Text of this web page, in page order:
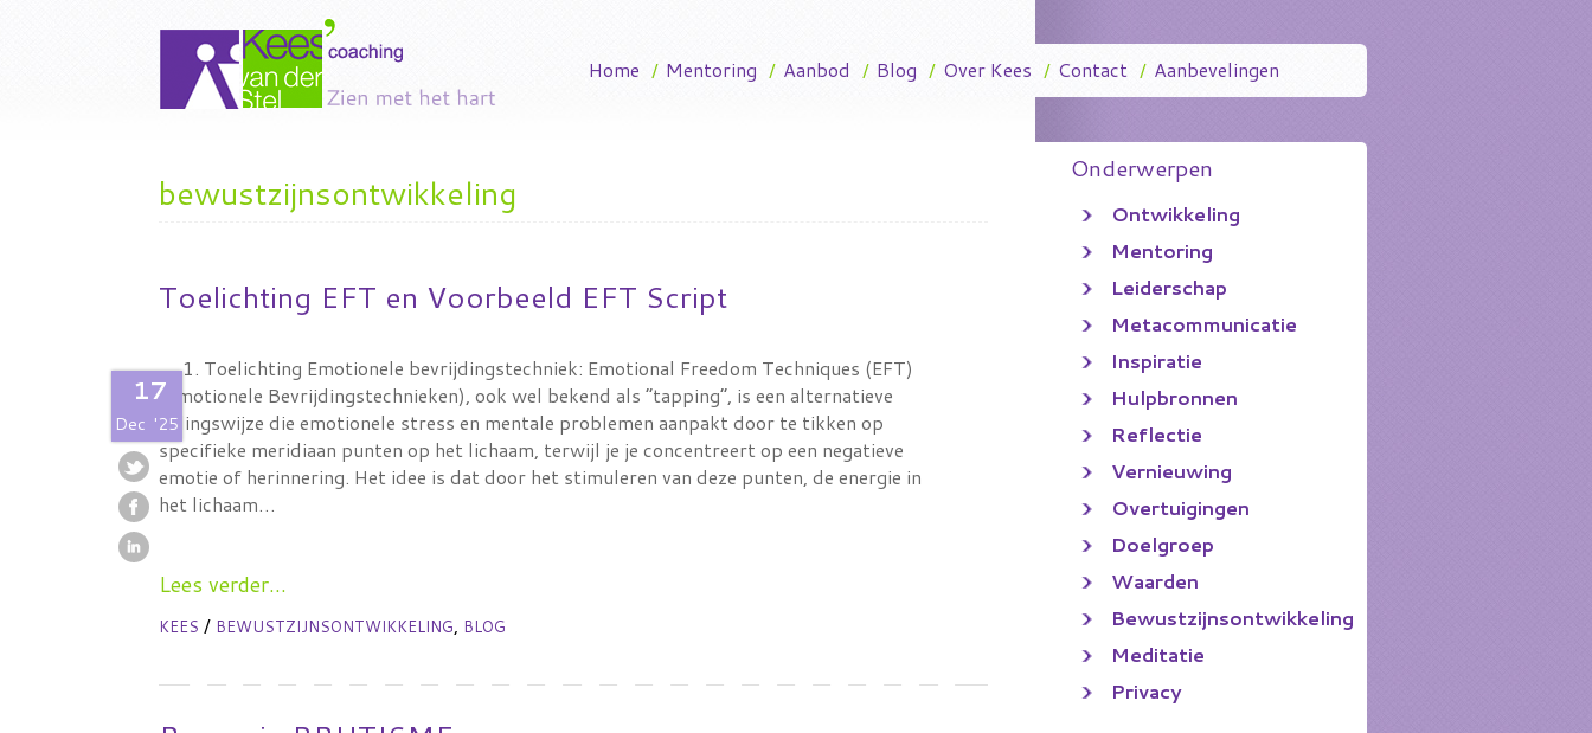
Onderwerpen
Ontwikkeling
Mentoring
Leiderschap
Metacommunicatie
Inspiratie
Hulpbronnen
Reflectie
Vernieuwing
Overtuigingen
Doelgroep
Waarden
Bewustzijnsontwikkeling
Meditatie
Privacy
Home / Mentoring / Aanbod / Blog / Over Kees / Contact / Aanbevelingen
bewustzijnsontwikkeling
Toelichting EFT en Voorbeeld EFT Script
17
Dec '25
1. Toelichting Emotionele bevrijdingstechniek: Emotional Freedom Techniques (EFT)
(Emotionele Bevrijdingstechnieken), ook wel bekend als “tapping”, is een alternatieve
helingswijze die emotionele stress en mentale problemen aanpakt door te tikken op
specifieke meridiaan punten op het lichaam, terwijl je je concentreert op een negatieve
emotie of herinnering. Het idee is dat door het stimuleren van deze punten, de energie in
het lichaam…
Lees verder...
KEES/ BEWUSTZIJNSONTWIKKELING, BLOG